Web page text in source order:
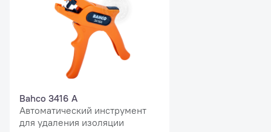
Bahco 3416 A
Автоматический инструмент
для удаления изоляции